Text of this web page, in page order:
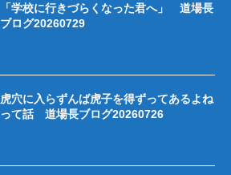
「学校に行きづらくなった君へ」 道場長
ブログ20260729
虎穴に入らずんば虎子を得ずってあるよね
って話 道場長ブログ20260726